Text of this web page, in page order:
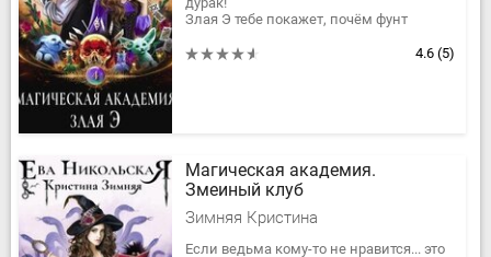
Злая Э тебе покажет, почём фунт
----------------------
4.6 (5)
Магическая академия.
Змеиный клуб
Зимняя Кристина
Если ведьма кому-то не нравится... это